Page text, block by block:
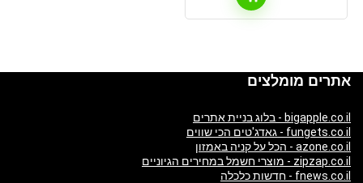
אתרים מומלצים
bigapple.co.il - בלוג בניית אתרים
fungets.co.il - גאדג'טים הכי שווים
azone.co.il - הכל על קניה באמזון
zipzap.co.il - מוצרי חשמל במחירים הגיוניים
fnews.co.il - חדשות כלכלה